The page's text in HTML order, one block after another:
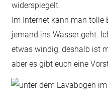
widerspiegelt.
Im Internet kann man tolle
jemand ins Wasser geht.
etwas windig, deshalb ist
aber es gibt euch eine